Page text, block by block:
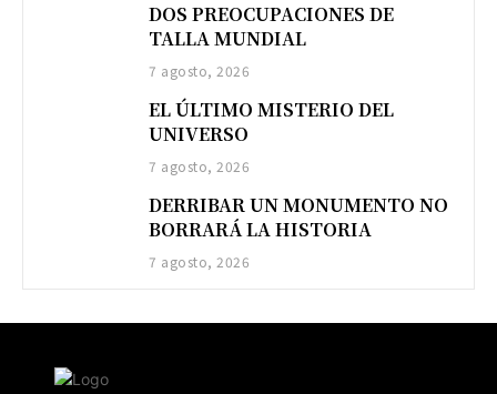
DOS PREOCUPACIONES DE
TALLA MUNDIAL
7 agosto, 2026
EL ÚLTIMO MISTERIO DEL
UNIVERSO
7 agosto, 2026
DERRIBAR UN MONUMENTO NO
BORRARÁ LA HISTORIA
7 agosto, 2026